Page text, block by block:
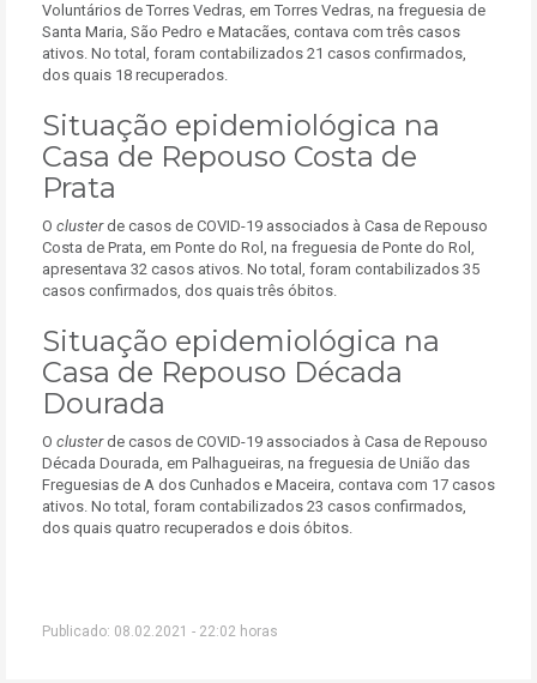
Voluntários de Torres Vedras, em Torres Vedras, na freguesia de
Santa Maria, São Pedro e Matacães, contava com três casos
ativos. No total, foram contabilizados 21 casos confirmados,
dos quais 18 recuperados.
Situação epidemiológica na
Casa de Repouso Costa de
Prata
O clusterde casos de COVID-19 associados à Casa de Repouso
Costa de Prata, em Ponte do Rol, na freguesia de Ponte do Rol,
apresentava 32 casos ativos. No total, foram contabilizados 35
casos confirmados, dos quais três óbitos.
Situação epidemiológica na
Casa de Repouso Década
Dourada
O clusterde casos de COVID-19 associados à Casa de Repouso
Década Dourada, em Palhagueiras, na freguesia de União das
Freguesias de A dos Cunhados e Maceira, contava com 17 casos
ativos. No total, foram contabilizados 23 casos confirmados,
dos quais quatro recuperados e dois óbitos.
Publicado: 08.02.2021 - 22:02 horas